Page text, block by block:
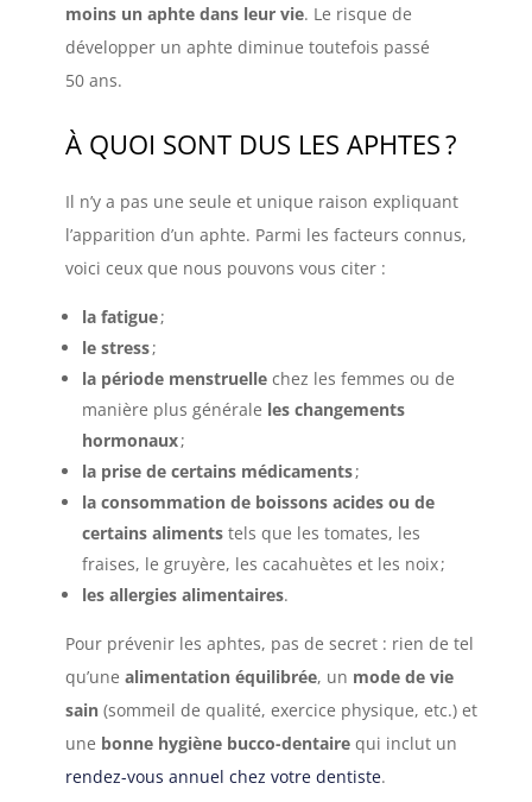
moins un aphte dans leur vie. Le risque de
développer un aphte diminue toutefois passé
50 ans.
À QUOI SONT DUS LES APHTES?
Il n’y a pas une seule et unique raison expliquant
l’apparition d’un aphte. Parmi les facteurs connus,
voici ceux que nous pouvons vous citer :
la fatigue;
le stress;
la période menstruellechez les femmes ou de
manière plus générale les changements
hormonaux;
la prise de certains médicaments;
la consommation de boissons acides ou de
certains alimentstels que les tomates, les
fraises, le gruyère, les cacahuètes et les noix;
les allergies alimentaires.
Pour prévenir les aphtes, pas de secret : rien de tel
qu’une alimentation équilibrée, un mode de vie
sain(sommeil de qualité, exercice physique, etc.) et
une bonne hygiène bucco-dentairequi inclut un
rendez-vous annuel chez votre dentiste.